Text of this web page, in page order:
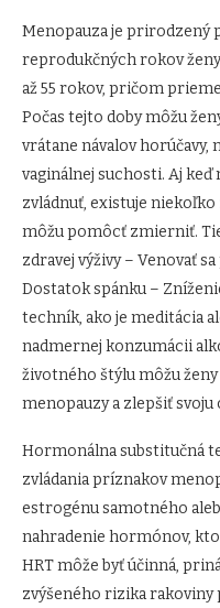
Menopauza je prirodzený
reprodukčných rokov
až 55 rokov, pričom
Počas tejto doby môžu
vrátane návalov horúčavy,
vaginálnej suchosti. Aj
zvládnuť, existuje
môžu pomôcť zmierniť.
zdravej výživy – Venovať
Dostatok spánku –
techník, ako je meditácia
nadmernej konzumácii
životného štýlu môžu
menopauzy a zlepšiť svoju
Hormonálna substitučná
zvládania príznakov
estrogénu samotného
nahradenie hormónov,
HRT môže byť účinná,
zvýšeného rizika